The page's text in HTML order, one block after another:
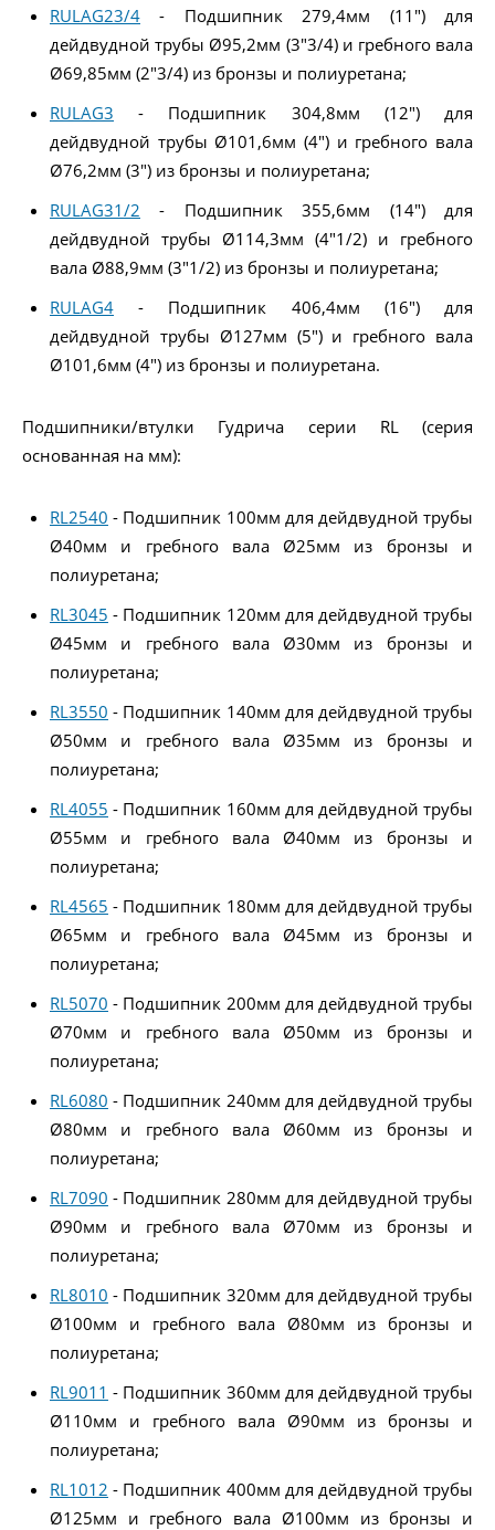
RULAG23/4 - Подшипник 279,4мм (11") для
дейдвудной трубы Ø95,2мм (3"3/4) и гребного вала
Ø69,85мм (2"3/4) из бронзы и полиуретана;
RULAG3 - Подшипник 304,8мм (12") для
дейдвудной трубы Ø101,6мм (4") и гребного вала
Ø76,2мм (3") из бронзы и полиуретана;
RULAG31/2 - Подшипник 355,6мм (14") для
дейдвудной трубы Ø114,3мм (4"1/2) и гребного
вала Ø88,9мм (3"1/2) из бронзы и полиуретана;
RULAG4 - Подшипник 406,4мм (16") для
дейдвудной трубы Ø127мм (5") и гребного вала
Ø101,6мм (4") из бронзы и полиуретана.
Подшипники/втулки Гудрича серии RL (серия
основанная на мм):
RL2540 - Подшипник 100мм для дейдвудной трубы
Ø40мм и гребного вала Ø25мм из бронзы и
полиуретана;
RL3045 - Подшипник 120мм для дейдвудной трубы
Ø45мм и гребного вала Ø30мм из бронзы и
полиуретана;
RL3550 - Подшипник 140мм для дейдвудной трубы
Ø50мм и гребного вала Ø35мм из бронзы и
полиуретана;
RL4055 - Подшипник 160мм для дейдвудной трубы
Ø55мм и гребного вала Ø40мм из бронзы и
полиуретана;
RL4565 - Подшипник 180мм для дейдвудной трубы
Ø65мм и гребного вала Ø45мм из бронзы и
полиуретана;
RL5070 - Подшипник 200мм для дейдвудной трубы
Ø70мм и гребного вала Ø50мм из бронзы и
полиуретана;
RL6080 - Подшипник 240мм для дейдвудной трубы
Ø80мм и гребного вала Ø60мм из бронзы и
полиуретана;
RL7090 - Подшипник 280мм для дейдвудной трубы
Ø90мм и гребного вала Ø70мм из бронзы и
полиуретана;
RL8010 - Подшипник 320мм для дейдвудной трубы
Ø100мм и гребного вала Ø80мм из бронзы и
полиуретана;
RL9011 - Подшипник 360мм для дейдвудной трубы
Ø110мм и гребного вала Ø90мм из бронзы и
полиуретана;
RL1012 - Подшипник 400мм для дейдвудной трубы
Ø125мм и гребного вала Ø100мм из бронзы и